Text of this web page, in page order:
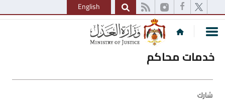
English
خدمات محاكم
شارك